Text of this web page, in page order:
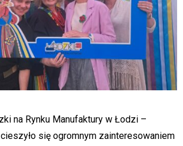
na Rynku Manufaktury w Łodzi –
się ogromnym zainteresowaniem